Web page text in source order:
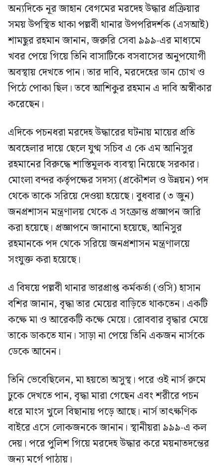
অন্যদিকে নূর জাহান বেগমের মরদেহ উদ্ধার প্রক্রিয়ার
সময় উপস্থিত থাকা পল্লবী থানার উপপরিদর্শক (এসআই)
শামছুর রহমান জানান, জরুরি সেবা ৯৯৯-এর মাধ্যমে
খবর পেয়ে গিয়ে তিনি বাসাটিকে বসবাসের অনুপযোগী
অবস্থায় দেখতে পান। তার দাবি, মরদেহের ডান চোখ ও
পিঠে পোকা ছিল। তবে আশিকুর রহমান এ দাবি অস্বীকার
করেছেন।
এদিকে পচনধরা মরদেহ উদ্ধারের ঘটনায় মায়ের প্রতি
অবহেলার দায়ে ছেলে যুগ্ম সচিব এ কে এম আনিসুর
রহমানের বিরুদ্ধে শাস্তিমূলক ব্যবস্থা নিয়েছে সরকার।
মোংলা বন্দর কর্তৃপক্ষের সদস্য (প্রকৌশল ও উন্নয়ন) পদ
থেকে তাকে সরিয়ে দেওয়া হয়েছে। বুধবার (৩ জুন)
জনপ্রশাসন মন্ত্রণালয় থেকে এ সংক্রান্ত প্রজ্ঞাপন জারি
করা হয়েছে। প্রজ্ঞাপনে জানানো হয়েছে, আনিসুর
রহমানকে পদ থেকে সরিয়ে জনপ্রশাসন মন্ত্রণালয়ে
সংযুক্ত করা হয়েছে।
এ বিষয়ে পল্লবী থানার ভারপ্রাপ্ত কর্মকর্তা (ওসি) হাসান
বশির জানান, বৃদ্ধা তার মেয়ের বাড়িতে থাকতেন। একটি
কক্ষে মা ও আরেকটি কক্ষে মেয়ে। রোববার বৃদ্ধার মেয়ে
তাকে ডাকতে যান। সাড়া না পেয়ে তিনি একজন নার্সকে
ডেকে আনেন।
তিনি ভেবেছিলেন, মা হয়তো অসুস্থ। পরে ওই নার্স রুমে
ঢুকে দেখতে পান, বৃদ্ধা মারা গেছেন এবং শরীরে পচন
ধরে মাংস খুলে বিছানায় পড়ে আছে। নার্স তাৎক্ষণিক
বাইরে এসে লোকজনকে জানান। স্থানীয়রা ৯৯৯-এ কল
দেয়। পরে পুলিশ গিয়ে মরদেহ উদ্ধার করে ময়নাতদন্তের
জন্য মর্গে পাঠায়।